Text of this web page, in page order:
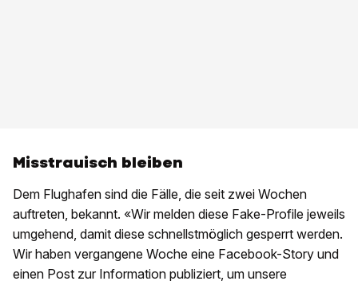
Misstrauisch bleiben
Dem Flughafen sind die Fälle, die seit zwei Wochen
auftreten, bekannt. «Wir melden diese Fake-Profile jeweils
umgehend, damit diese schnellstmöglich gesperrt werden.
Wir haben vergangene Woche eine Facebook-Story und
einen Post zur Information publiziert, um unsere